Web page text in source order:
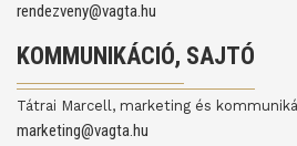
rendezveny@vagta.hu
KOMMUNIKÁCIÓ, SAJTÓ
Tátrai Marcell, marketing és
marketing@vagta.hu